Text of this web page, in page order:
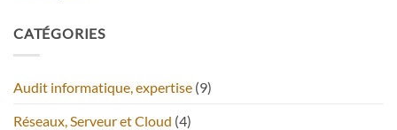
CATÉGORIES
Audit informatique, expertise (9)
Réseaux, Serveur et Cloud (4)